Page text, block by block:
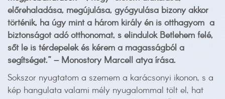
előrehaladása, megújulása, gyógyulása bizony akkor
történik, ha úgy mint a három király én is otthagyom a
biztonságot adó otthonomat, s elindulok Betlehem felé,
sőt le is térdepelek és kérem a magasságból a
segítséget.” – Monostory Marcell atya írása.
Sokszor nyugtatom a szemem a karácsonyi ikonon, s a
kép hangulata valami mély nyugalommal tölt el, hat